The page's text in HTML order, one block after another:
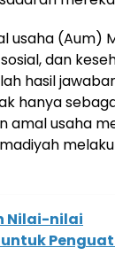
usaha (Aum)
dan
hasil
hanya
amal usaha
Nilai-nilai